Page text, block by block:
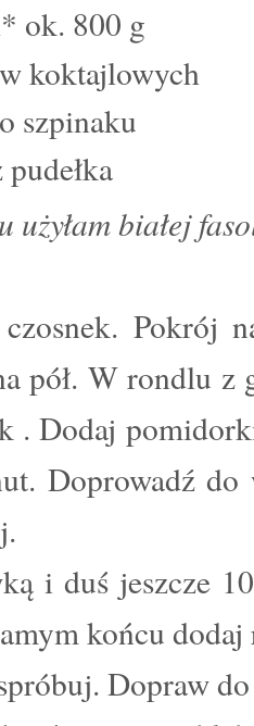
ok. 800 g
koktajlowych
szpinaku
użyłam białej
Pokrój
pół. W rondlu z
. Dodaj
Doprowadź do
i duś jeszcze
końcu
Dopraw